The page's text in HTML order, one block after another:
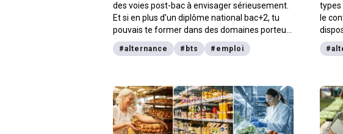
des voies post-bac à envisager sérieusement.
Et si en plus d’un diplôme national bac+2, tu
pouvais te former dans des domaines porteurs
comme la RSE et l’IA ? C’est ce que te propose
Stephenson Formation dès la rentrée
#alternance # bts # emploi
types
le
#